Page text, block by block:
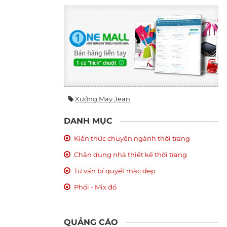
Xưởng May Jean
DANH MỤC
Kiến thức chuyên ngành thời trang
Chân dung nhà thiết kế thời trang
Tư vấn bí quyết mặc đẹp
Phối - Mix đồ
QUẢNG CÁO